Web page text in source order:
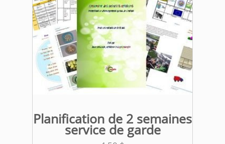
Planification de 2 semaines
service de garde